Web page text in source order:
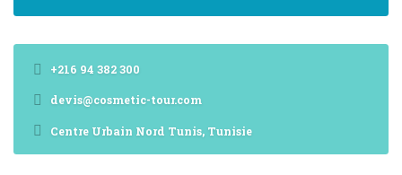
+216 94 382 300
devis@cosmetic-tour.com
Centre Urbain Nord Tunis, Tunisie